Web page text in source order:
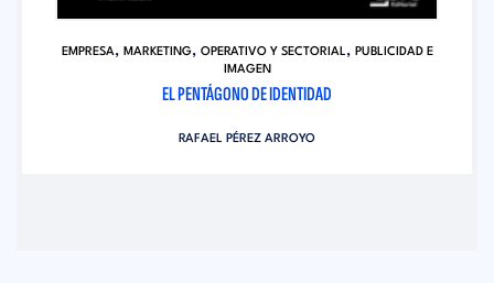
EMPRESA, MARKETING, OPERATIVO Y SECTORIAL, PUBLICIDAD E
IMAGEN
EL PENTÁGONO DE IDENTIDAD
RAFAEL PÉREZ ARROYO